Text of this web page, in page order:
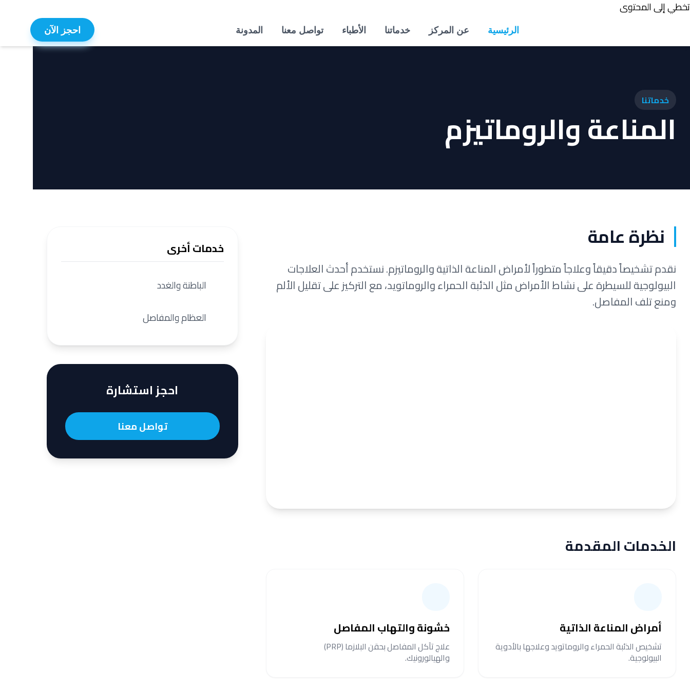
تخطي إلى المحتوى
الرئيسية عن المركز خدماتنا الأطباء تواصل معنا المدونة احجز الآن
خدماتنا
المناعة والروماتيزم
نظرة عامة
نقدم تشخيصاً دقيقاً وعلاجاً متطوراً لأمراض المناعة الذاتية والروماتيزم. نستخدم أحدث العلاجات
البيولوجية للسيطرة على نشاط الأمراض مثل الذئبة الحمراء والروماتويد، مع التركيز على تقليل الألم
ومنع تلف المفاصل.
الخدمات المقدمة
أمراض المناعة الذاتية
تشخيص الذئبة الحمراء والروماتويد وعلاجها بالأدوية
البيولوجية.
خشونة والتهاب المفاصل
علاج تآكل المفاصل بحقن البلازما (PRP)
والهيالورونيك.
خدمات أخرى
الباطنة والغدد
العظام والمفاصل
احجز استشارة
تواصل معنا